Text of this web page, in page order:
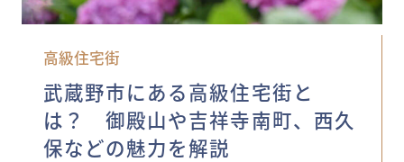
高級住宅街
武蔵野市にある高級住宅街と
は？ 御殿山や吉祥寺南町、西久
保などの魅力を解説